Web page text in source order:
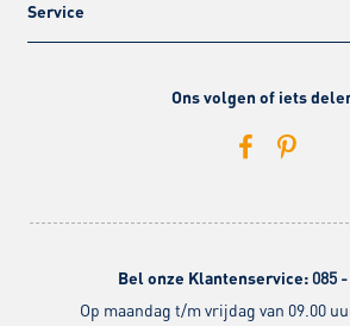
Service
Ons volgen of iets
Bel onze Klantenservice: 085
Op maandag t/m vrijdag van 09.00